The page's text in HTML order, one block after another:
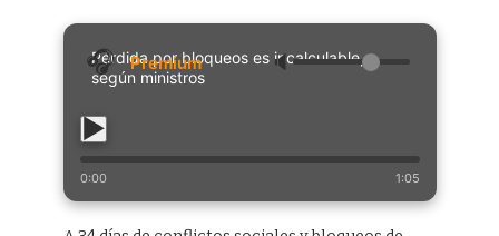
Pérdida por bloqueos es incalculable,
según ministros
🔈
0:00 1:05